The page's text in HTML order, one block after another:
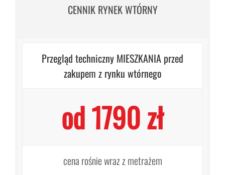
CENNIK RYNEK WTÓRNY
Przegląd techniczny MIESZKANIA przed
zakupem z rynku wtórnego
od 1790 zł
cena rośnie wraz z metrażem